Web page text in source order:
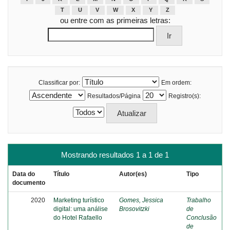
T
U V W X Y Z
ou entre com as primeiras letras:
Classificar por:
Em ordem:
Resultados/Página
Registro(s):
Mostrando resultados 1 a 1 de 1
Data do
documento
Título Autor(es) Tipo
2020
Marketing turístico
digital: uma análise
do Hotel Rafaello
Gomes, Jessica
Brosovitzki
Trabalho
de
Conclusão
de